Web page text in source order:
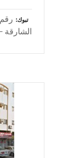
تبوك
الشارقة